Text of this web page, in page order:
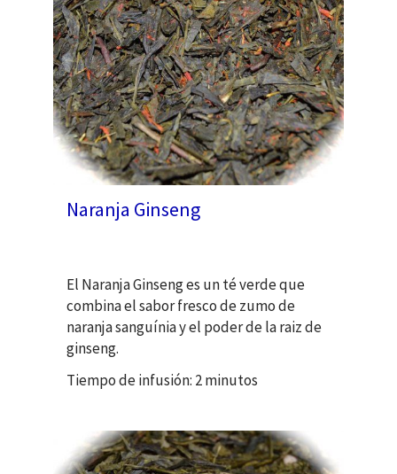
Naranja Ginseng
El Naranja Ginseng es un té verde que
combina el sabor fresco de zumo de
naranja sanguínia y el poder de la raiz de
ginseng.
Tiempo de infusión: 2 minutos